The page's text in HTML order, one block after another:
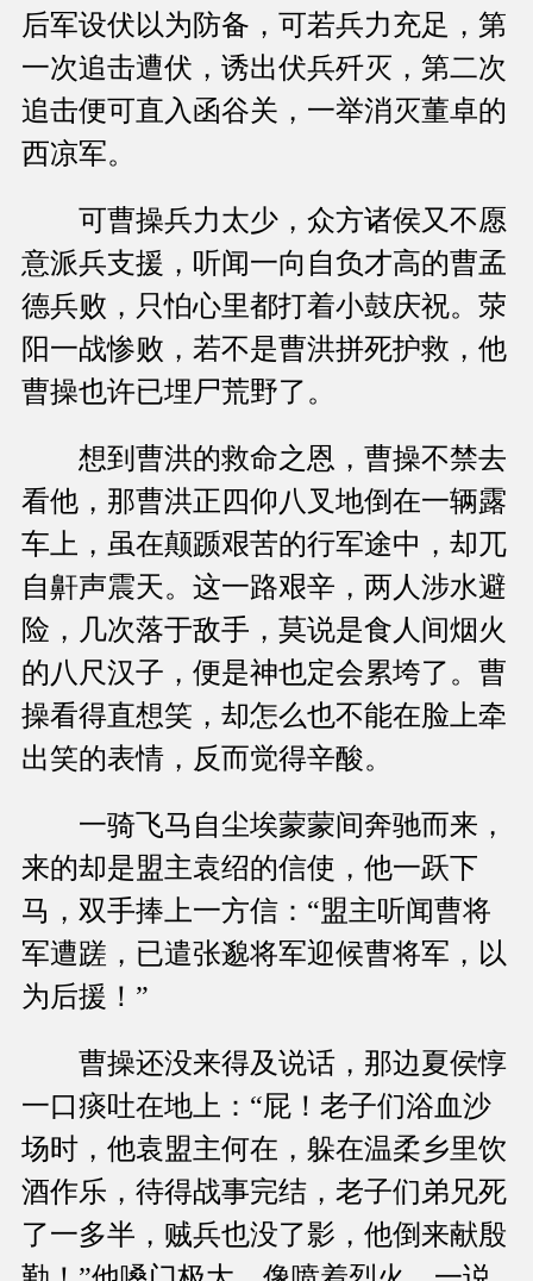
后军设伏以为防备，可若兵力充足，第
一次追击遭伏，诱出伏兵歼灭，第二次
追击便可直入函谷关，一举消灭董卓的
西凉军。
可曹操兵力太少，众方诸侯又不愿
意派兵支援，听闻一向自负才高的曹孟
德兵败，只怕心里都打着小鼓庆祝。荥
阳一战惨败，若不是曹洪拼死护救，他
曹操也许已埋尸荒野了。
想到曹洪的救命之恩，曹操不禁去
看他，那曹洪正四仰八叉地倒在一辆露
车上，虽在颠踬艰苦的行军途中，却兀
自鼾声震天。这一路艰辛，两人涉水避
险，几次落于敌手，莫说是食人间烟火
的八尺汉子，便是神也定会累垮了。曹
操看得直想笑，却怎么也不能在脸上牵
出笑的表情，反而觉得辛酸。
一骑飞马自尘埃蒙蒙间奔驰而来，
来的却是盟主袁绍的信使，他一跃下
马，双手捧上一方信：“盟主听闻曹将
军遭蹉，已遣张邈将军迎候曹将军，以
为后援！”
曹操还没来得及说话，那边夏侯惇
一口痰吐在地上：“屁！老子们浴血沙
场时，他袁盟主何在，躲在温柔乡里饮
酒作乐，待得战事完结，老子们弟兄死
了一多半，贼兵也没了影，他倒来献殷